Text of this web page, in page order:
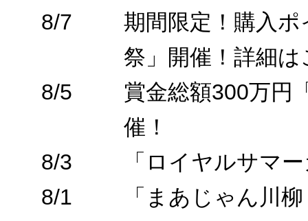
8/7
期間限定！購入
祭」開催！詳細は
8/5
賞金総額300万円
催！
8/3
「ロイヤルサマ
8/1
「まあじゃん川